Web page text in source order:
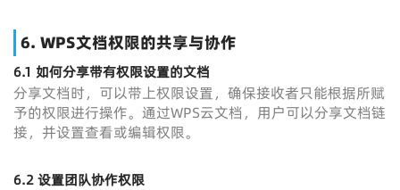
6. WPS文档权限的共享与协作
6.1 如何分享带有权限设置的文档
分享文档时，可以带上权限设置，确保接收者只能根据所赋
予的权限进行操作。通过WPS云文档，用户可以分享文档链
接，并设置查看或编辑权限。
6.2设置团队协作权限